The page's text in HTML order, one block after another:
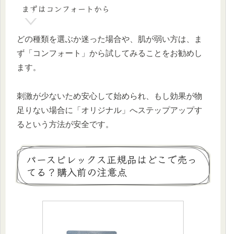
まずはコンフォートから
どの種類を選ぶか迷った場合や、肌が弱い方は、ま
ず「コンフォート」から試してみることをお勧めし
ます。
刺激が少ないため安心して始められ、もし効果が物
足りない場合に「オリジナル」へステップアップす
るという方法が安全です。
パースピレックス正規品はどこで売っ
てる？購入前の注意点